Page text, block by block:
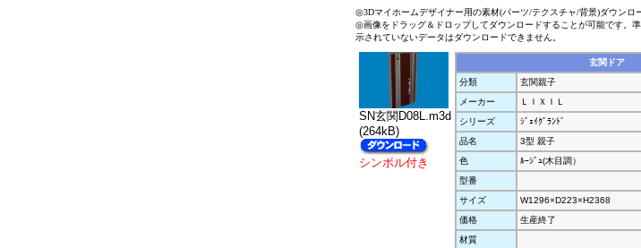
◎3Dマイホームデザイナー用の素材(パーツ/テクスチャ/背景)ダウンロ
◎画像をドラッグ＆ドロップしてダウンロードすることが可能です。
示されていないデータはダウンロードできません。
SN玄関D08L.m3d
(264kB)
シンボル付き
玄関ドア
分類
玄関親子
メーカー
ＬＩＸＩＬ
シリーズ
ｼﾞｪｲｸﾞﾗﾝﾄﾞ
品名
3型 親子
色
ﾙｰｼﾞｭ(木目調）
型番
サイズ
W1296×D223×H2368
価格
生産終了
材質